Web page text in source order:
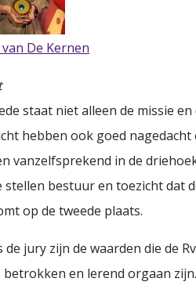
De Kernen
staat niet alleen de missie
hebben ook goed
vanzelfsprekend in de
stellen bestuur en toezicht dat
op de tweede plaats.
jury zijn de waarden die de
betrokken en lerend orgaan